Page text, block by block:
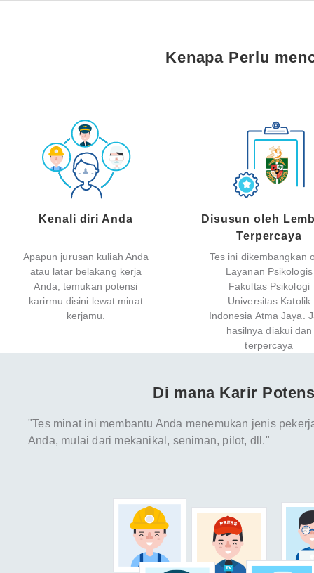
Kenapa Perlu
Kenali diri Anda
Apapun jurusan kuliah Anda
atau latar belakang kerja
Anda, temukan potensi
karirmu disini lewat minat
kerjamu.
Disusun oleh
Terpercaya
Tes ini dikembangkan
Layanan Psikologis
Fakultas Psikologi
Universitas Katolik
Indonesia Atma Jaya.
hasilnya diakui dan
terpercaya
Di mana Karir
"Tes minat ini membantu Anda menemukan jenis
Anda, mulai dari mekanikal, seniman, pilot, dll."